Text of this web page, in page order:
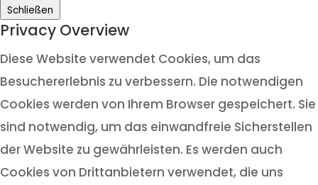
Schließen
Privacy Overview
Diese Website verwendet Cookies, um das
Besuchererlebnis zu verbessern. Die notwendigen
Cookies werden von Ihrem Browser gespeichert. Sie
sind notwendig, um das einwandfreie Sicherstellen
der Website zu gewährleisten. Es werden auch
Cookies von Drittanbietern verwendet, die uns